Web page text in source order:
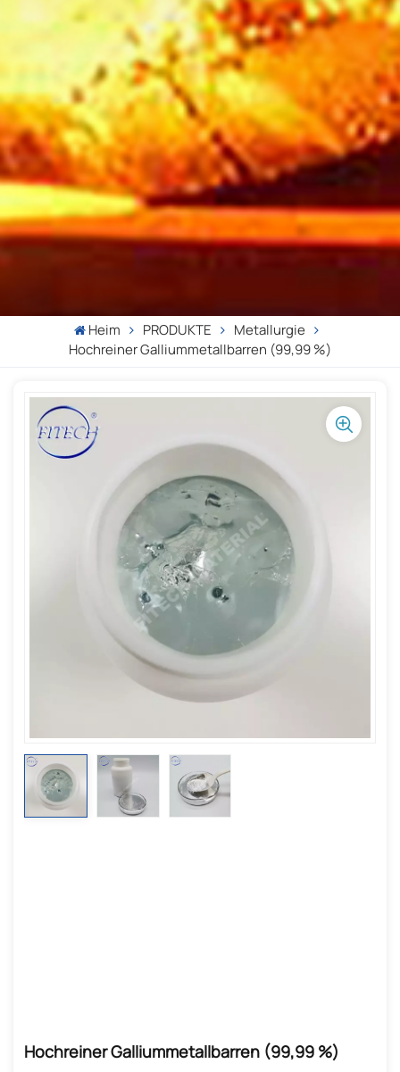
Heim PRODUKTE
Metallurgie
Hochreiner Galliummetallbarren (99,99 %)
Hochreiner Galliummetallbarren (99,99 %)